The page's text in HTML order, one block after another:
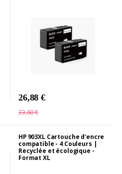
26,88 €
33,60 €
HP 903XL Cartouche d'encre
compatible - 4 Couleurs |
Recyclée et écologique -
Format XL